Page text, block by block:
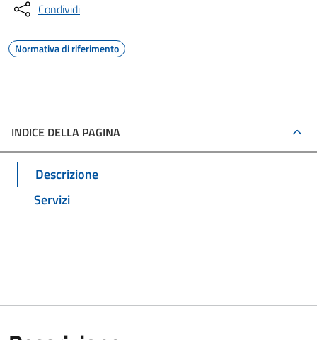
Condividi
Normativa di riferimento
INDICE DELLA PAGINA
Descrizione
Servizi